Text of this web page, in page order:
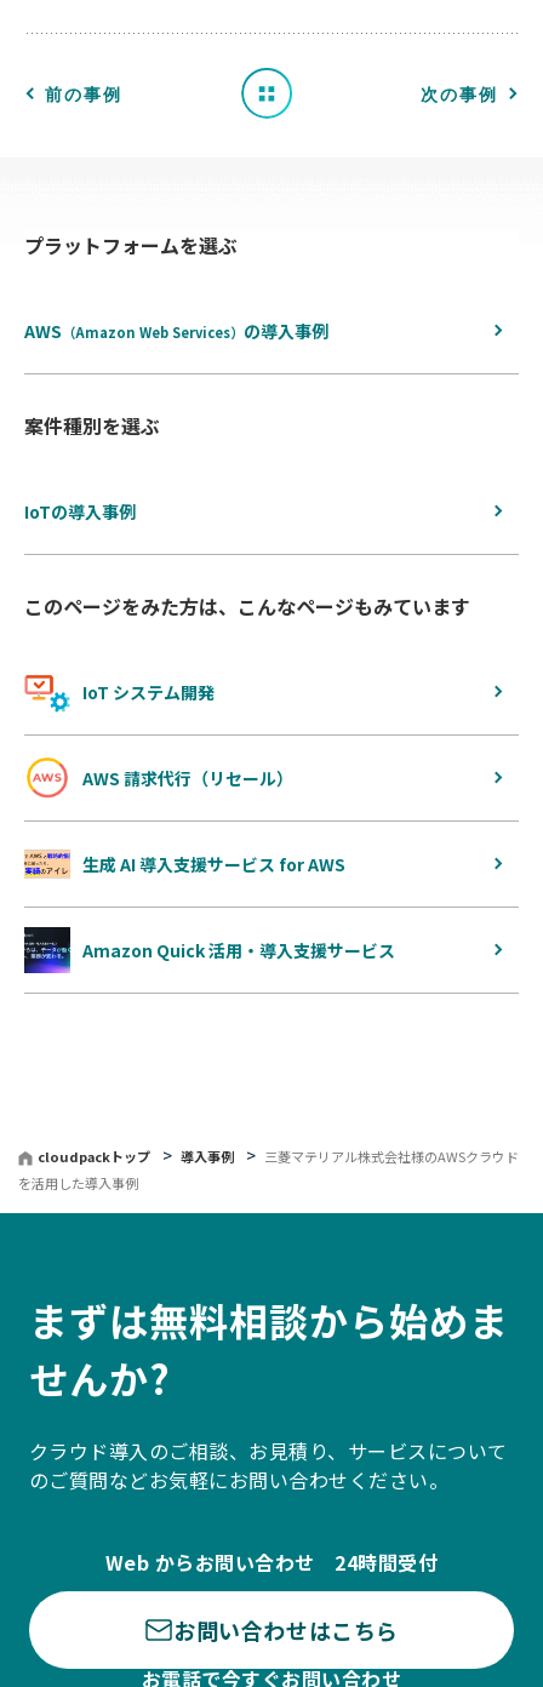
前の事例
例
一 次の事例
プラットフォームを選ぶ
AWS （Amazon Web Services） の導入事例
案件種別を選ぶ
IoTの導入事例
このページをみた方は、こんなページもみています
IoT システム開発
AWS 請求代行（リセール）
生成 AI 導入支援サービス for AWS
Amazon Quick 活用・導入支援サービス
cloudpackトップ 導入事例
三菱マテリアル株式会社様のAWSクラウド
を活用した導入事例
まずは無料相談から始めま
せんか?
クラウド導入のご相談、お見積り、サービスについて
のご質問などお気軽にお問い合わせください。
Web からお問い合わせ 24時間受付
お問い合わせはこちら
お電話で今すぐお問い合わせ